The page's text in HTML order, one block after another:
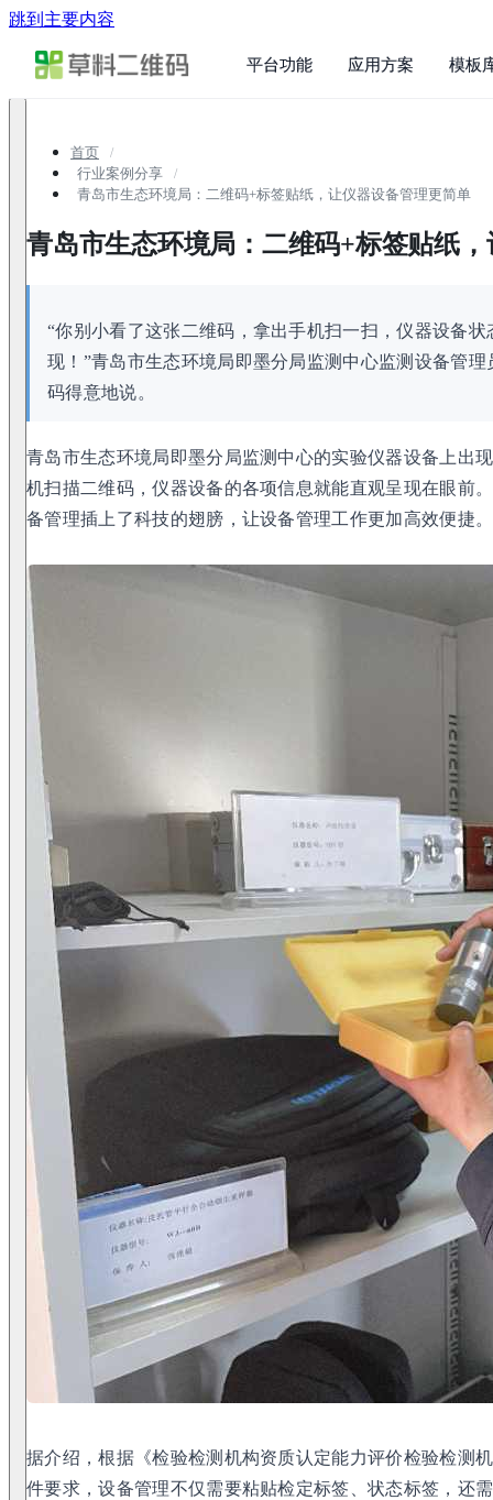
跳到主要内容
平台功能 应用方案 模板
首页
行业案例分享
青岛市生态环境局：二维码+标签贴纸，让仪器设备管理更简单
青岛市生态环境局：二维码+标签贴纸
“你别小看了这张二维码，拿出手机扫一扫，仪器设备状
现！”青岛市生态环境局即墨分局监测中心监测设备管
码得意地说。
青岛市生态环境局即墨分局监测中心的实验仪器设备上出
机扫描二维码，仪器设备的各项信息就能直观呈现在眼前
备管理插上了科技的翅膀，让设备管理工作更加高效便捷。
据介绍，根据《检验检测机构资质认定能力评价检验检测
件要求，设备管理不仅需要粘贴检定标签、状态标签，还